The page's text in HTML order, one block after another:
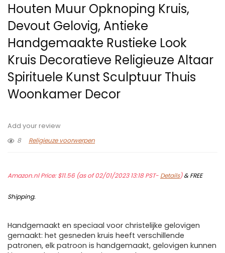
Houten Muur Opknoping Kruis,
Devout Gelovig, Antieke
Handgemaakte Rustieke Look
Kruis Decoratieve Religieuze Altaar
Spirituele Kunst Sculptuur Thuis
Woonkamer Decor
Add your review
8
Religieuze voorwerpen
Amazon.nl Price:$11.56(as of 02/01/2023 13:18 PST- Details)&FREE
Shipping.
Handgemaakt en speciaal voor christelijke gelovigen
gemaakt: het gesneden kruis heeft verschillende
patronen, elk patroon is handgemaakt, gelovigen kunnen